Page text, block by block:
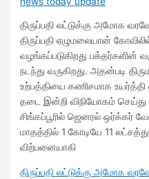
திருப்பதி லட்டுக்கு அமோக
திருப்பதி ஏழுமலையான்
வழங்கப்படுகிறது பக்தர்களின்
நடந்து வருகிறது. அதன்படி
உற்பத்தியை கணிசமாக உயர்த்தி
தடை இன்றி விநியோகம் செய்து
சிங்கப்பூரில் ஜெனரல் ஒர்க்கர்
மாதத்தில் 1 கோடியே 11
விற்பனையாகி
திருப்பதி லட்டுக்கு அமோக